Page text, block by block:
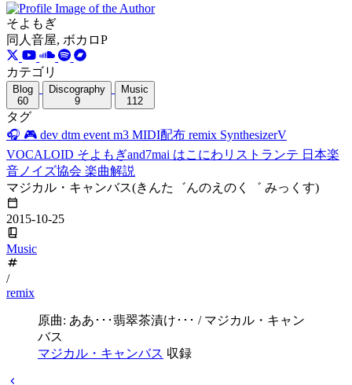
そよもぎ
同人音屋, ボカロP
カテゴリ
Blog
60
Discography
9
Music
112
タグ
🎧 🎮 dev dtm event m3 MIDI配布 remix SynthesizerV
VOCALOID そよもぎand7mai はこにわリストランテ 日本楽
音ノイズ協会 楽曲解説
マジカル・キャンバス(きんた゛んのえのく゛ みっくす)
2015-10-25
Music
/
remix
原曲: ああ･･･翡翠茶漬け･･･ / マジカル・キャン
バス
マジカル・キャンバス 収録